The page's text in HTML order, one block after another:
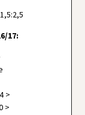
17:
>
>